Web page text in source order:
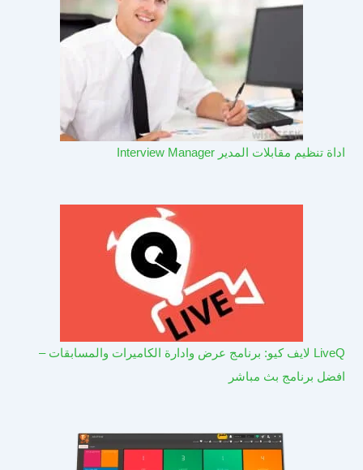
اداة تنظيم مقابلات المدير Interview Manager
LiveQ لايف كيو: برنامج عرض وادارة الكاميرات والمسابقات –
افضل برنامج بث مباشر